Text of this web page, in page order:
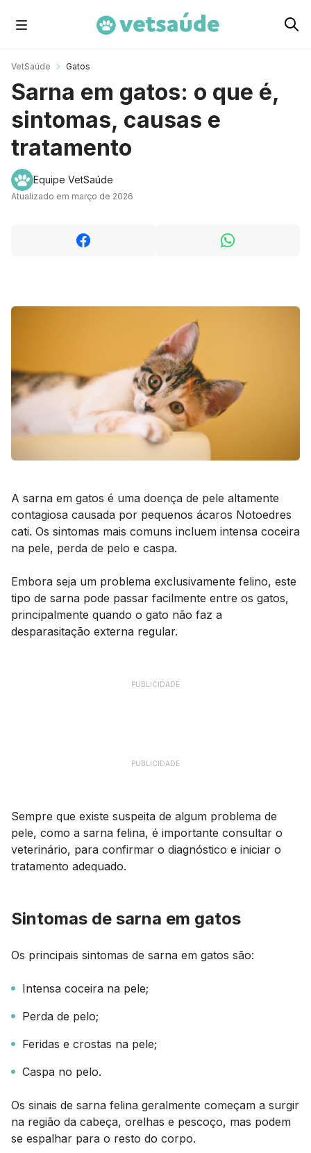
Gatos
Roedores
Aves
VetSaúde Gatos
Sarna em gatos: o que é,
sintomas, causas e
tratamento
Equipe VetSaúde
Atualizado em março de 2026
A sarna em gatos é uma doença de pele altamente
contagiosa causada por pequenos ácaros Notoedres
cati. Os sintomas mais comuns incluem intensa coceira
na pele, perda de pelo e caspa.
Embora seja um problema exclusivamente felino, este
tipo de sarna pode passar facilmente entre os gatos,
principalmente quando o gato não faz a
desparasitação externa regular.
PUBLICIDADE
PUBLICIDADE
Sempre que existe suspeita de algum problema de
pele, como a sarna felina, é importante consultar o
veterinário, para confirmar o diagnóstico e iniciar o
tratamento adequado.
Sintomas de sarna em gatos
Os principais sintomas de sarna em gatos são:
Intensa coceira na pele;
Perda de pelo;
Feridas e crostas na pele;
Caspa no pelo.
Os sinais de sarna felina geralmente começam a surgir
na região da cabeça, orelhas e pescoço, mas podem
se espalhar para o resto do corpo.